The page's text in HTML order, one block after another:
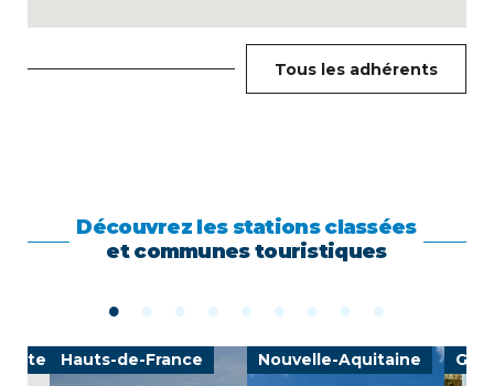
Tous les adhérents
Découvrez les stations classées
et communes touristiques
d'Azur
Hauts-de-France Nouvelle-Aquitaine